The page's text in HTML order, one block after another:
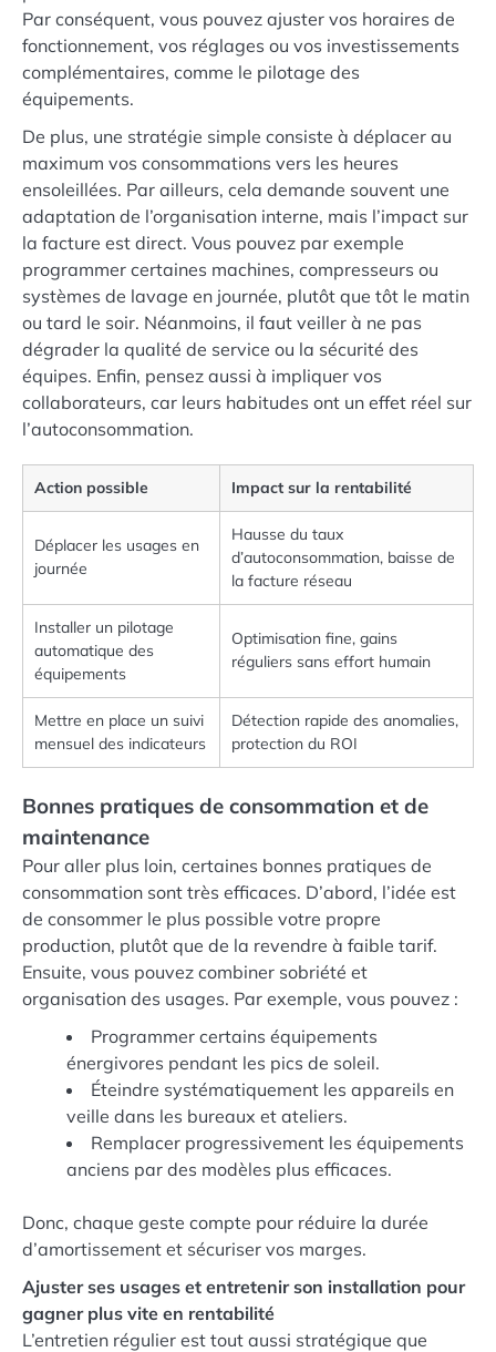
Par conséquent, vous pouvez ajuster vos horaires de
fonctionnement, vos réglages ou vos investissements
complémentaires, comme le pilotage des
équipements.
De plus, une stratégie simple consiste à déplacer au
maximum vos consommations vers les heures
ensoleillées. Par ailleurs, cela demande souvent une
adaptation de l’organisation interne, mais l’impact sur
la facture est direct. Vous pouvez par exemple
programmer certaines machines, compresseurs ou
systèmes de lavage en journée, plutôt que tôt le matin
ou tard le soir. Néanmoins, il faut veiller à ne pas
dégrader la qualité de service ou la sécurité des
équipes. Enfin, pensez aussi à impliquer vos
collaborateurs, car leurs habitudes ont un effet réel sur
l’autoconsommation.
Action possible Impact sur la rentabilité
Déplacer les usages en
journée
Hausse du taux
d’autoconsommation, baisse de
la facture réseau
Installer un pilotage
automatique des
équipements
Optimisation fine, gains
réguliers sans effort humain
Mettre en place un suivi
mensuel des indicateurs
Détection rapide des anomalies,
protection du ROI
Bonnes pratiques de consommation et de
maintenance
Pour aller plus loin, certaines bonnes pratiques de
consommation sont très efficaces. D’abord, l’idée est
de consommer le plus possible votre propre
production, plutôt que de la revendre à faible tarif.
Ensuite, vous pouvez combiner sobriété et
organisation des usages. Par exemple, vous pouvez :
Programmer certains équipements
énergivores pendant les pics de soleil.
Éteindre systématiquement les appareils en
veille dans les bureaux et ateliers.
Remplacer progressivement les équipements
anciens par des modèles plus efficaces.
Donc, chaque geste compte pour réduire la durée
d’amortissement et sécuriser vos marges.
Ajuster ses usages et entretenir son installation pour
gagner plus vite en rentabilité
L’entretien régulier est tout aussi stratégique que